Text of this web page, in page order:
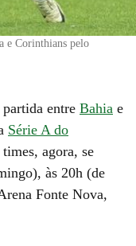
e Corinthians pelo
entre Bahia e
Série A do
times, agora, se
às 20h (de
Fonte Nova,